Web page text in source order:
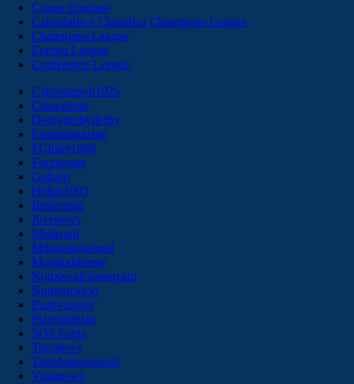
Coppe Europee
Calendario e Classifica Champions League
Champions League
Europa League
Conference League
Calcionapoli1926
Cittaceleste
Derbyderbyderby
Fantamagazine
FCInter1908
Forzaroma
Golssip
Hellas1903
Ilmilanista
Juvenews
Mediagol
Milanistichannel
Mondoudinese
Notiziecalciomercato
Numericalcio
Padovasport
Pianetamilan
SOS Fanta
Toronews
Tuttobolognaweb
Violanews